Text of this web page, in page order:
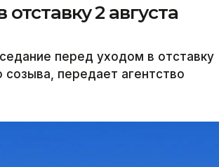
2 августа
перед уходом в отставку
передает агентство